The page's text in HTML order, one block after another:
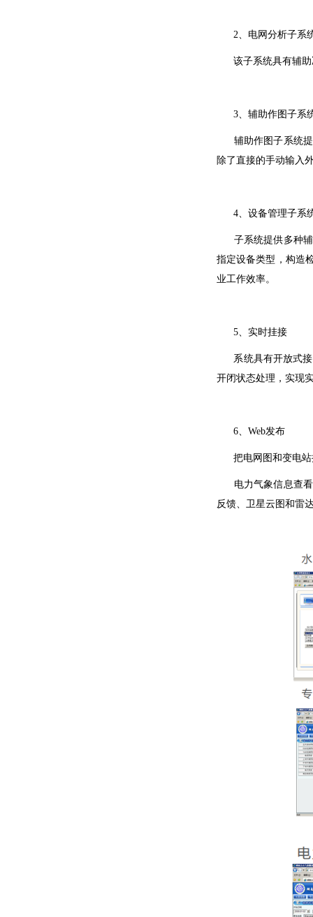
2、电网分析子系
该子系统具有辅助
3、辅助作图子系
辅助作图子系统提
除了直接的手动输入
4、设备管理子系
子系统提供多种辅
指定设备类型，构造
业工作效率。
5、实时挂接
系统具有开放式接
开闭状态处理，实现
6、Web发布
把电网图和变电站
电力气象信息查看
反馈、卫星云图和雷